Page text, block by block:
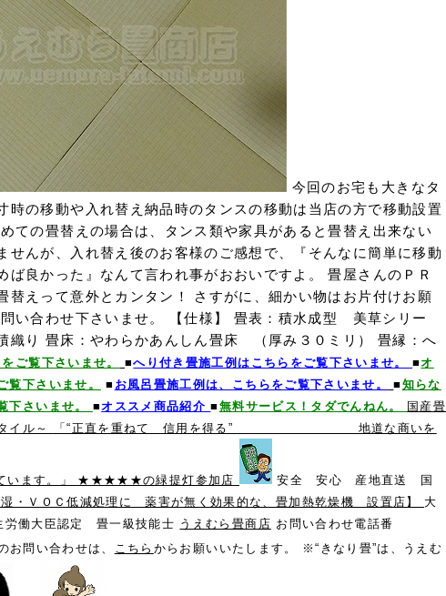
今回のお宅も大きなタ
時の移動や入れ替え納品時のタンスの移動は当店の方で移動設置
ての畳替えの場合は、タンス類や家具があると畳替え出来ない
せんが、入れ替え後のお客様のご感想で、『そんなに簡単に移動
ば良かった』なんて言われ事がおおいですよ。 畳屋さんのＰＲ
替えって意外とカンタン！ さすがに、細かい物はお片付けお願
い合わせ下さいませ。 【仕様】 畳表：積水成型 美草シリー
り 畳床：やわらかあんしん畳床 （厚み３０ミリ） 畳縁：へ
ご覧下さいませ。 ■へり付き畳施工例はこちらをご覧下さいませ。■オ
覧下さいませ。
■ お風呂畳施工例は、こちらをご覧下さいませ。 ■ 知らな
下さいませ。 ■オススメ商品紹介■ 無料サービス！タダでんねん。 国産畳
イル～
「“正直を重ねて 信用を得る” 地道な商いを
。」 ★★★★★の緑提灯参加店
安全 安心 産地直送 国
湿・ＶＯＣ低減処理に 薬害が無く効果的な、畳加熱乾燥機 設置店】 大
労働大臣認定 畳一級技能士 うえむら畳商店 お問い合わせ電話番
お問い合わせは、 こちら からお願いいたします。 ※“きなり畳”は、うえむ